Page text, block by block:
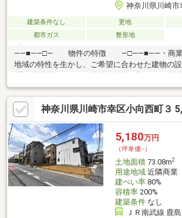
神奈川県川崎市
建築条件なし 更地
都市ガス
整形地
――■――□― 物件の特徴 ―□――■――・商業地
地域の特性を生かし、ご希望に合わせた建物の設
す。)・建築条件無しのためお好きな工務店やハ
定可能・尻手駅徒歩2分の立地/川崎駅も徒歩圏
プラザなどの商業施設も生活圏にできる立地・大
ミットストア尻手駅前店をはじめ、ドラッグス
ンスストアなど、お買い物施設が充実している住
神奈川県川崎市幸区小向西町３
5,180万円
（坪単価:-）
土地面積73.08m2
用途地域近隣商業
建ぺい率80%
容積率200%
建築条件なし
ＪＲ南武線 鹿